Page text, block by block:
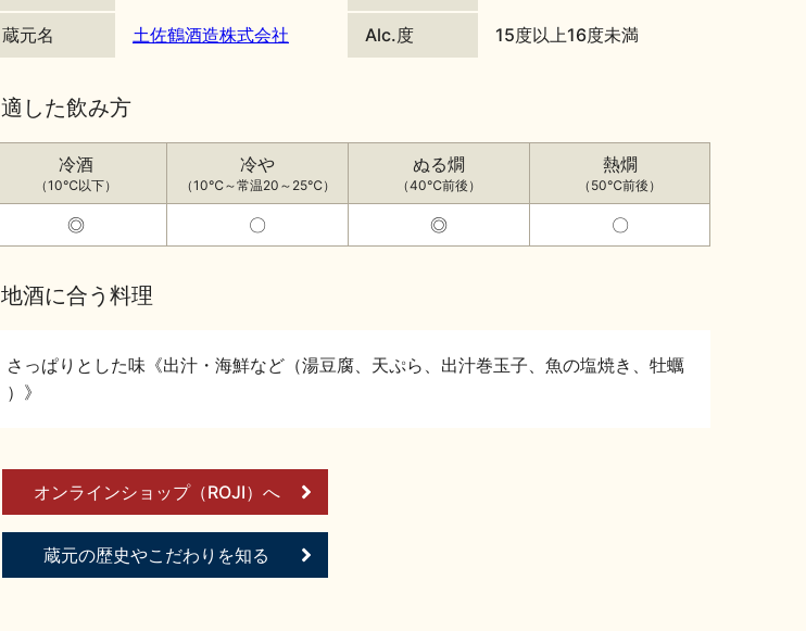
蔵元名 土佐鶴酒造株式会社 Alc.度 15度以上16度未満
適した飲み方
冷酒
（10℃以下）
冷や
（10℃～常温20～25℃）
ぬる燗
（40℃前後）
熱燗
（50℃前後）
◎ 〇 ◎ 〇
地酒に合う料理
さっぱりとした味《出汁・海鮮など（湯豆腐、天ぷら、出汁巻玉子、魚の塩焼き、牡蠣
）》
オンラインショップ（ROJI）へ
蔵元の歴史やこだわりを知る